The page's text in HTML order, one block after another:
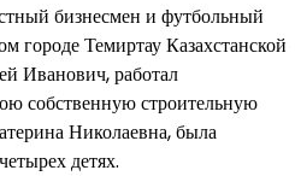
бизнесмен и футбольный
городе Темиртау Казахстанской
Иванович, работал
собственную строительную
Николаевна, была
детях.